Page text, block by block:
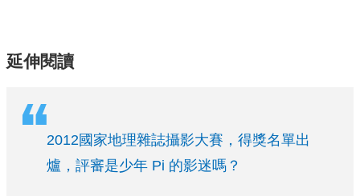
延伸閱讀
2012國家地理雜誌攝影大賽，得獎名單出
爐，評審是少年 Pi 的影迷嗎？